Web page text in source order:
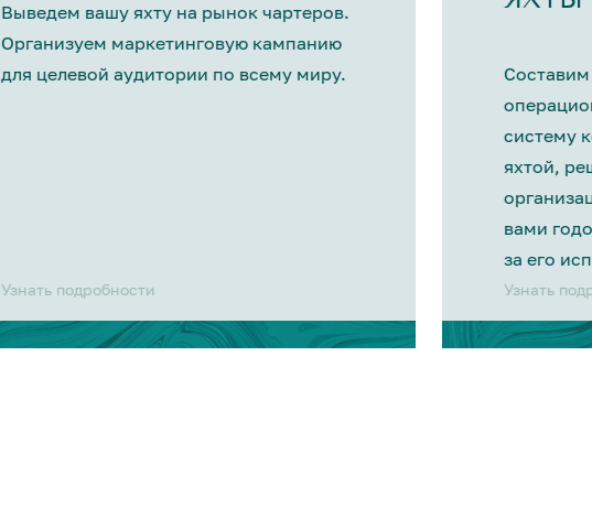
Выведем вашу яхту на рынок чартеров.
Организуем маркетинговую кампанию
для целевой аудитории по всему миру.
Узнать подробности
систему
яхтой,
вами
за его
Узнать